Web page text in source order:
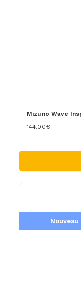
Mizuno Wave
144.00€
Nouveau